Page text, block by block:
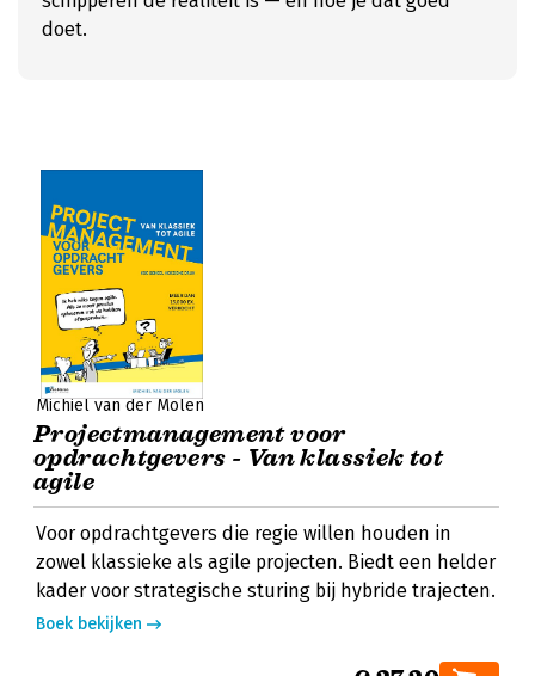
doet.
Michiel van der Molen
Projectmanagement voor
opdrachtgevers - Van klassiek tot
agile
Voor opdrachtgevers die regie willen houden in
zowel klassieke als agile projecten. Biedt een helder
kader voor strategische sturing bij hybride trajecten.
Boek bekijken